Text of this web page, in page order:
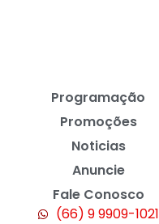
Programação
Promoções
Noticias
Anuncie
Fale Conosco
(66) 9 9909-1021